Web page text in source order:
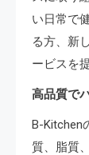
い日常で
る方、新
ービスを
高品質で
B-Kitchen
質、脂質